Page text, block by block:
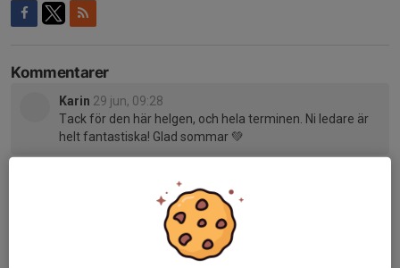
Kommentarer
Karin 29 jun, 09:28
Tack för den här helgen, och hela terminen. Ni ledare är
helt fantastiska! Glad sommar 💚